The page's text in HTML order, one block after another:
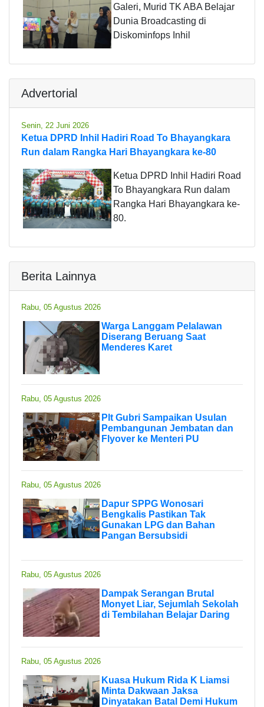
Galeri, Murid TK ABA Belajar
Dunia Broadcasting di
Diskominfops Inhil
Advertorial
Senin, 22 Juni 2026
Ketua DPRD Inhil Hadiri Road To Bhayangkara
Run dalam Rangka Hari Bhayangkara ke-80
Ketua DPRD Inhil Hadiri Road
To Bhayangkara Run dalam
Rangka Hari Bhayangkara ke-
80.
Berita Lainnya
Rabu, 05 Agustus 2026
Warga Langgam Pelalawan
Diserang Beruang Saat
Menderes Karet
Rabu, 05 Agustus 2026
Plt Gubri Sampaikan Usulan
Pembangunan Jembatan dan
Flyover ke Menteri PU
Rabu, 05 Agustus 2026
Dapur SPPG Wonosari
Bengkalis Pastikan Tak
Gunakan LPG dan Bahan
Pangan Bersubsidi
Rabu, 05 Agustus 2026
Dampak Serangan Brutal
Monyet Liar, Sejumlah Sekolah
di Tembilahan Belajar Daring
Rabu, 05 Agustus 2026
Kuasa Hukum Rida K Liamsi
Minta Dakwaan Jaksa
Dinyatakan Batal Demi Hukum